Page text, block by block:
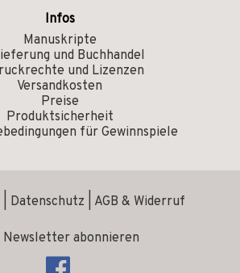
Infos
Manuskripte
und Buchhandel
und Lizenzen
Versandkosten
Preise
Produktsicherheit
für Gewinnspiele
Datenschutz AGB & Widerruf
Newsletter abonnieren